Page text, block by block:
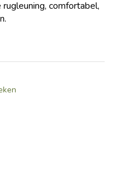
comfortabel,